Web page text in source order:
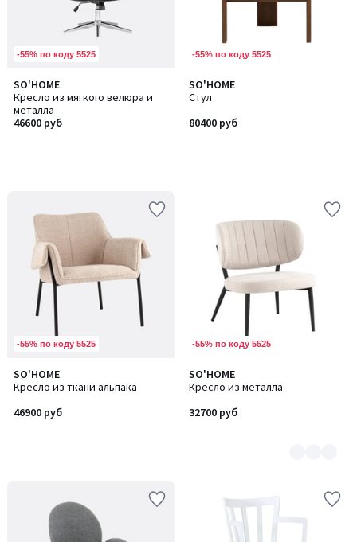
-55% по коду 5525
SO'HOME
Кресло из мягкого велюра и
металла
46600 руб
-55% по коду 5525
SO'HOME
Стул
80400 руб
-55% по коду 5525
SO'HOME
Кресло из ткани альпака
46900 руб
-55% по коду 5525
SO'HOME
Кресло из металла
32700 руб
Количество
цветов:
2